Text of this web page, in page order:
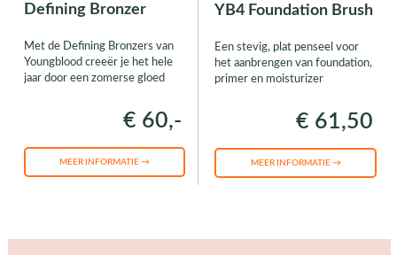
Defining Bronzer
Met de Defining Bronzers van
Youngblood creeër je het hele
jaar door een zomerse gloed
€ 60,-
MEER INFORMATIE →
YB4 Foundation Brush
Een stevig, plat penseel voor
het aanbrengen van foundation,
primer en moisturizer
€ 61,50
MEER INFORMATIE →